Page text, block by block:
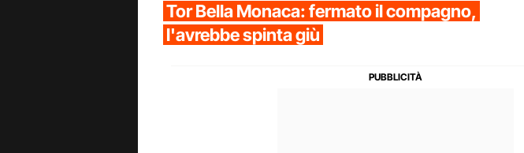
Tor Bella Monaca: fermato il compagno,
l'avrebbe spinta giù